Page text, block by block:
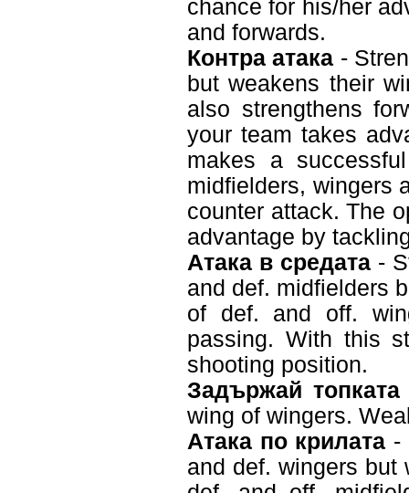
chance for his/her
and forwards.
Контра атака -
but weakens their
also strengthens
your team takes
makes a
midfielders, wingers
counter attack. The
advantage by
Атака в средата -
and def. midfielders
of def. and off.
passing. With this
shooting position.
Задържай топката
wing of wingers.
Атака по крилата -
and def. wingers but